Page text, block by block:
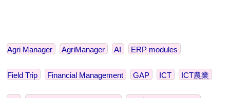
Agri Manager AgriManager AI ERP modules
Field Trip Financial Management GAP ICT ICT農業